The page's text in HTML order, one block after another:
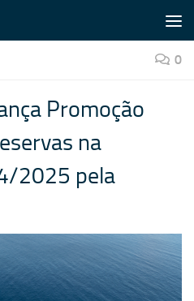
0
Promoção
na
2025 pela